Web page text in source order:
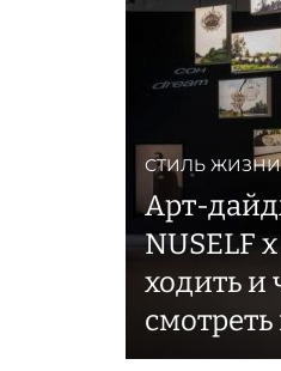
СТИЛЬ ЖИЗНИ
Арт-
NUSELF
ходить и
смотреть